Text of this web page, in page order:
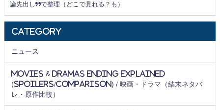
論先出し”で整理（どこで見れる？も）
Category
ニュース
Movies & Dramas Ending Explained
(Spoilers/Comparison) / 映画・ドラマ（結末ネタバ
レ・原作比較）